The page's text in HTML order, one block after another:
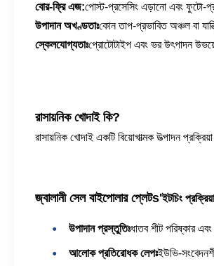
বোর-ফ্রি এজ:পোস্ট-প্রসেসিং এড়ানো এবং ফুটো-
উপাদান অখণ্ডতাঃকোন তাপ-প্রভাবিত অঞ্চল বা
স্কেলযোগ্যতাঃপ্রোটোটাইপ এবং ভর উৎপাদন
রাসায়নিক খোদাই কি?
রাসায়নিক খোদাই একটি বিয়োগাত্মক উত্পাদন
জ্বালানী সেল বাইপোলার প্লেটs'ইটচিং
উপাদান প্রস্তুতিঃধাতব শীট পরিষ্কার
আলোক প্রতিরোধক লেপঃইউভি-